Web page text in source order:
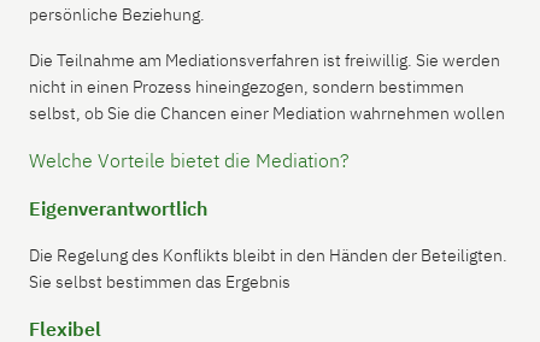
persönliche Beziehung.
Die Teilnahme am Mediationsverfahren ist freiwillig. Sie werden
nicht in einen Prozess hineingezogen, sondern bestimmen
selbst, ob Sie die Chancen einer Mediation wahrnehmen wollen
Welche Vorteile bietet die Mediation?
Eigenverantwortlich
Die Regelung des Konflikts bleibt in den Händen der Beteiligten.
Sie selbst bestimmen das Ergebnis
Flexibel